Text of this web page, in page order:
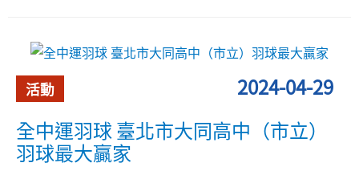
活動
2024-04-29
全中運羽球 臺北市大同高中（市立）
羽球最大贏家